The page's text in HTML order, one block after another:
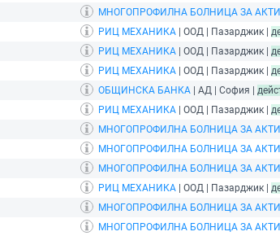
МНОГОПРОФИЛНА БОЛНИЦА ЗА
РИЦ МЕХАНИКА | ООД | Пазарджик |
РИЦ МЕХАНИКА | ООД | Пазарджик |
РИЦ МЕХАНИКА | ООД | Пазарджик |
ОБЩИНСКА БАНКА | АД | София |
РИЦ МЕХАНИКА | ООД | Пазарджик |
МНОГОПРОФИЛНА БОЛНИЦА ЗА
МНОГОПРОФИЛНА БОЛНИЦА ЗА
МНОГОПРОФИЛНА БОЛНИЦА ЗА
РИЦ МЕХАНИКА | ООД | Пазарджик |
МНОГОПРОФИЛНА БОЛНИЦА ЗА
МНОГОПРОФИЛНА БОЛНИЦА ЗА